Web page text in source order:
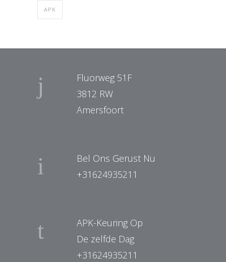
APK
Fluorweg 51F
3812 RW
Amersfoort
Bel Ons Gerust Nu
+31624935211
APK-Keuring Op
De zelfde Dag
+31624935211